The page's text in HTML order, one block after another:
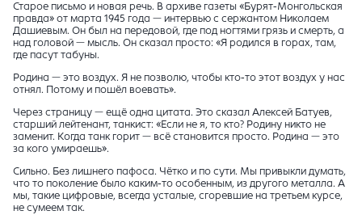
Старое письмо и новая речь. В архиве газеты «Бурят-Монгольская
правда» от марта 1945 года — интервью с сержантом Николаем
Дашиевым. Он был на передовой, где под ногтями грязь и смерть, а
над головой — мысль. Он сказал просто: «Я родился в горах, там,
где пасут табуны.
Родина — это воздух. Я не позволю, чтобы кто-то этот воздух у нас
отнял. Потому и пошёл воевать».
Через страницу — ещё одна цитата. Это сказал Алексей Батуев,
старший лейтенант, танкист: «Если не я, то кто? Родину никто не
заменит. Когда танк горит — всё становится просто. Родина — это
за кого умираешь».
Сильно. Без лишнего пафоса. Чётко и по сути. Мы привыкли думать,
что то поколение было каким-то особенным, из другого металла. А
мы, такие цифровые, всегда усталые, сгоревшие на третьем курсе,
не сумеем так.